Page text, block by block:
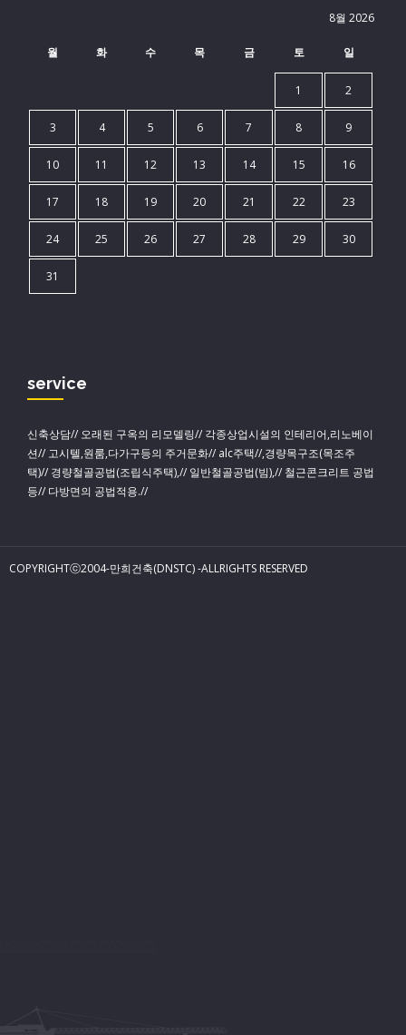
8월 2026
월 화 수 목 금 토 일
1 2
3 4 5 6 7 8 9
10 11 12 13 14 15 16
17 18 19 20 21 22 23
24 25 26 27 28 29 30
31
service
신축상담// 오래된 구옥의 리모델링// 각종상업시설의 인테리어,리노베이
션// 고시텔,원룸,다가구등의 주거문화// alc주택//,경량목구조(목조주
택)// 경량철골공법(조립식주택),// 일반철골공법(빔),// 철근콘크리트 공법
등// 다방면의 공법적용.//
COPYRIGHTⓒ2004-만희건축(DNSTC) -ALLRIGHTS RESERVED